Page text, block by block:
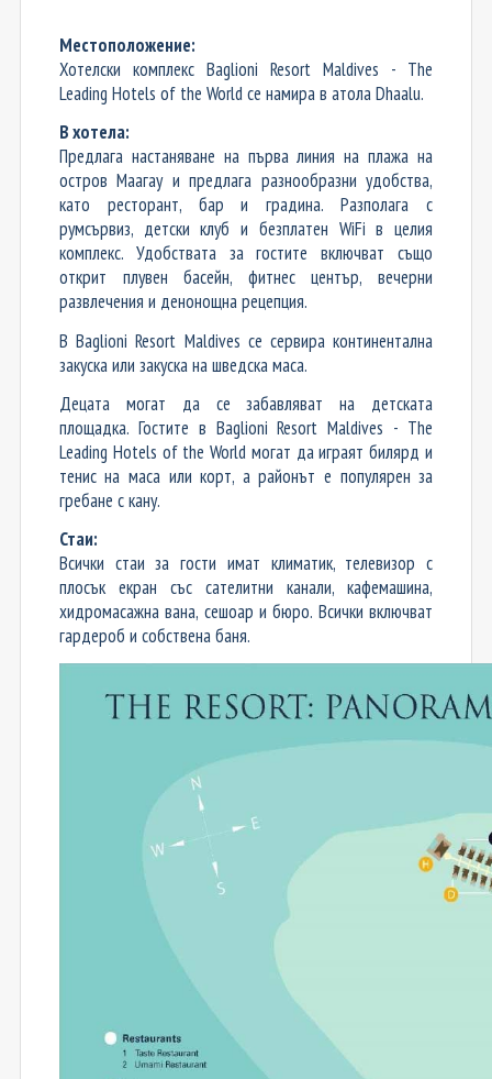
Местоположение:
Хотелски комплекс Baglioni Resort Maldives - The
Leading Hotels of the World се намира в атола Dhaalu.
В хотела:
Предлага настаняване на първа линия на плажа на
остров Маагау и предлага разнообразни удобства,
като ресторант, бар и градина. Разполага с
румсървиз, детски клуб и безплатен WiFi в целия
комплекс. Удобствата за гостите включват също
открит плувен басейн, фитнес център, вечерни
развлечения и денонощна рецепция.
В Baglioni Resort Maldives се сервира континентална
закуска или закуска на шведска маса.
Децата могат да се забавляват на детската
площадка. Гостите в Baglioni Resort Maldives - The
Leading Hotels of the World могат да играят билярд и
тенис на маса или корт, а районът е популярен за
гребане с кану.
Стаи:
Всички стаи за гости имат климатик, телевизор с
плосък екран със сателитни канали, кафемашина,
хидромасажна вана, сешоар и бюро. Всички включват
гардероб и собствена баня.